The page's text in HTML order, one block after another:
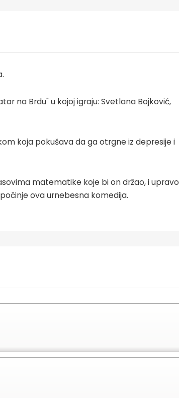
na Brdu" u kojoj igraju: Svetlana Bojković,
koja pokušava da ga otrgne iz depresije i
matematike koje bi on držao, i upravo
ova urnebesna komedija.